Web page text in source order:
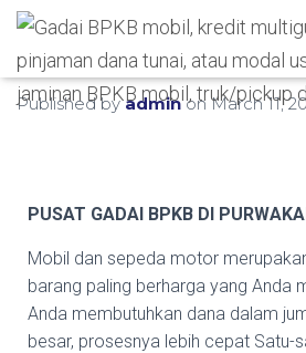
Published byadminon March 11,
PUSAT GADAI BPKB DI
Mobil dan sepeda motor
barang paling berharga yang Anda
Anda membutuhkan dana dalam
besar, prosesnya lebih cepat Satu-